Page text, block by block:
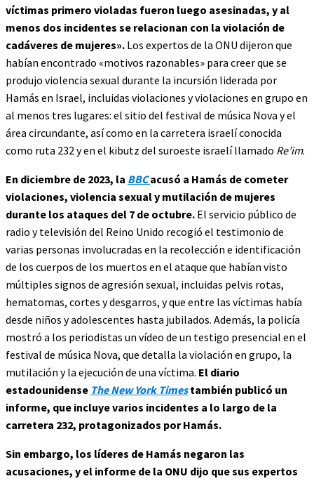
víctimas primero violadas fueron luego asesinadas, y al
menos dos incidentes se relacionan con la violación de
cadáveres de mujeres». Los expertos de la ONU dijeron que
habían encontrado «motivos razonables» para creer que se
produjo violencia sexual durante la incursión liderada por
Hamás en Israel, incluidas violaciones y violaciones en grupo en
al menos tres lugares: el sitio del festival de música Nova y el
área circundante, así como en la carretera israelí conocida
como ruta 232 y en el kibutz del suroeste israelí llamado Re’im.
En diciembre de 2023, la BBCacusó a Hamás de cometer
violaciones, violencia sexual y mutilación de mujeres
durante los ataques del 7 de octubre. El servicio público de
radio y televisión del Reino Unido recogió el testimonio de
varias personas involucradas en la recolección e identificación
de los cuerpos de los muertos en el ataque que habían visto
múltiples signos de agresión sexual, incluidas pelvis rotas,
hematomas, cortes y desgarros, y que entre las víctimas había
desde niños y adolescentes hasta jubilados. Además, la policía
mostró a los periodistas un vídeo de un testigo presencial en el
festival de música Nova, que detalla la violación en grupo, la
mutilación y la ejecución de una víctima. El diario
estadounidense The New York Timestambién publicó un
informe, que incluye varios incidentes a lo largo de la
carretera 232, protagonizados por Hamás.
Sin embargo, los líderes de Hamás negaron las
acusaciones, y el informe de la ONU dijo que sus expertos